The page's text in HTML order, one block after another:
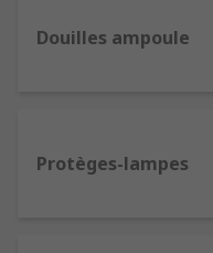
En quoi consistent
jour utilisent des
l'environnement. Ces
Douilles ampoule
Protèges-lampes